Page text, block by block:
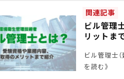
関連記事
ビル管理
リットま
ビル管理士